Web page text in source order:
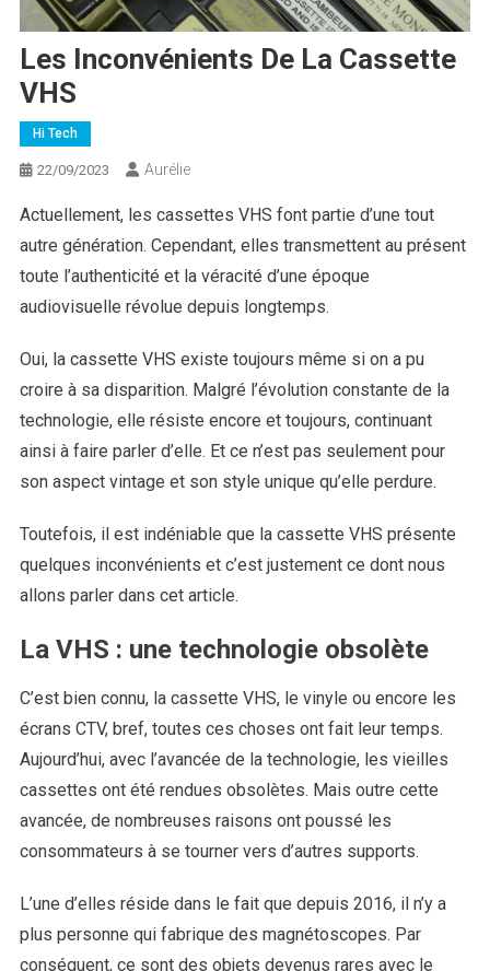
Les Inconvénients De La Cassette
VHS
Hi Tech
22/09/2023 Aurélie
Actuellement, les cassettes VHS font partie d’une tout
autre génération. Cependant, elles transmettent au présent
toute l’authenticité et la véracité d’une époque
audiovisuelle révolue depuis longtemps.
Oui, la cassette VHS existe toujours même si on a pu
croire à sa disparition. Malgré l’évolution constante de la
technologie, elle résiste encore et toujours, continuant
ainsi à faire parler d’elle. Et ce n’est pas seulement pour
son aspect vintage et son style unique qu’elle perdure.
Toutefois, il est indéniable que la cassette VHS présente
quelques inconvénients et c’est justement ce dont nous
allons parler dans cet article.
La VHS : une technologie obsolète
C’est bien connu, la cassette VHS, le vinyle ou encore les
écrans CTV, bref, toutes ces choses ont fait leur temps.
Aujourd’hui, avec l’avancée de la technologie, les vieilles
cassettes ont été rendues obsolètes. Mais outre cette
avancée, de nombreuses raisons ont poussé les
consommateurs à se tourner vers d’autres supports.
L’une d’elles réside dans le fait que depuis 2016, il n’y a
plus personne qui fabrique des magnétoscopes. Par
conséquent, ce sont des objets devenus rares avec le